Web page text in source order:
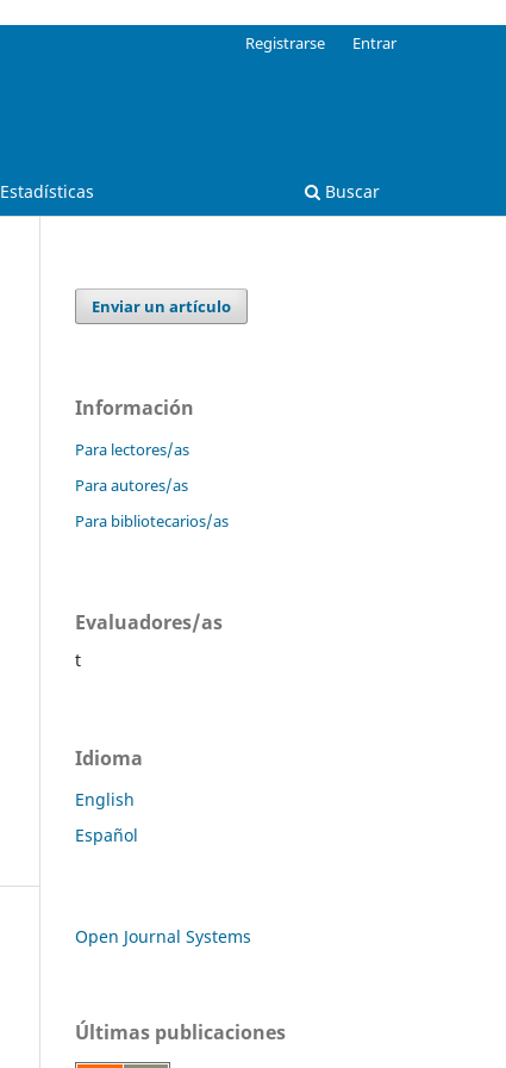
Estadísticas Buscar
Registrarse Entrar
Enviar un artículo
Información
Para lectores/as
Para autores/as
Para bibliotecarios/as
Evaluadores/as
t
Idioma
English
Español
Open Journal Systems
Últimas publicaciones